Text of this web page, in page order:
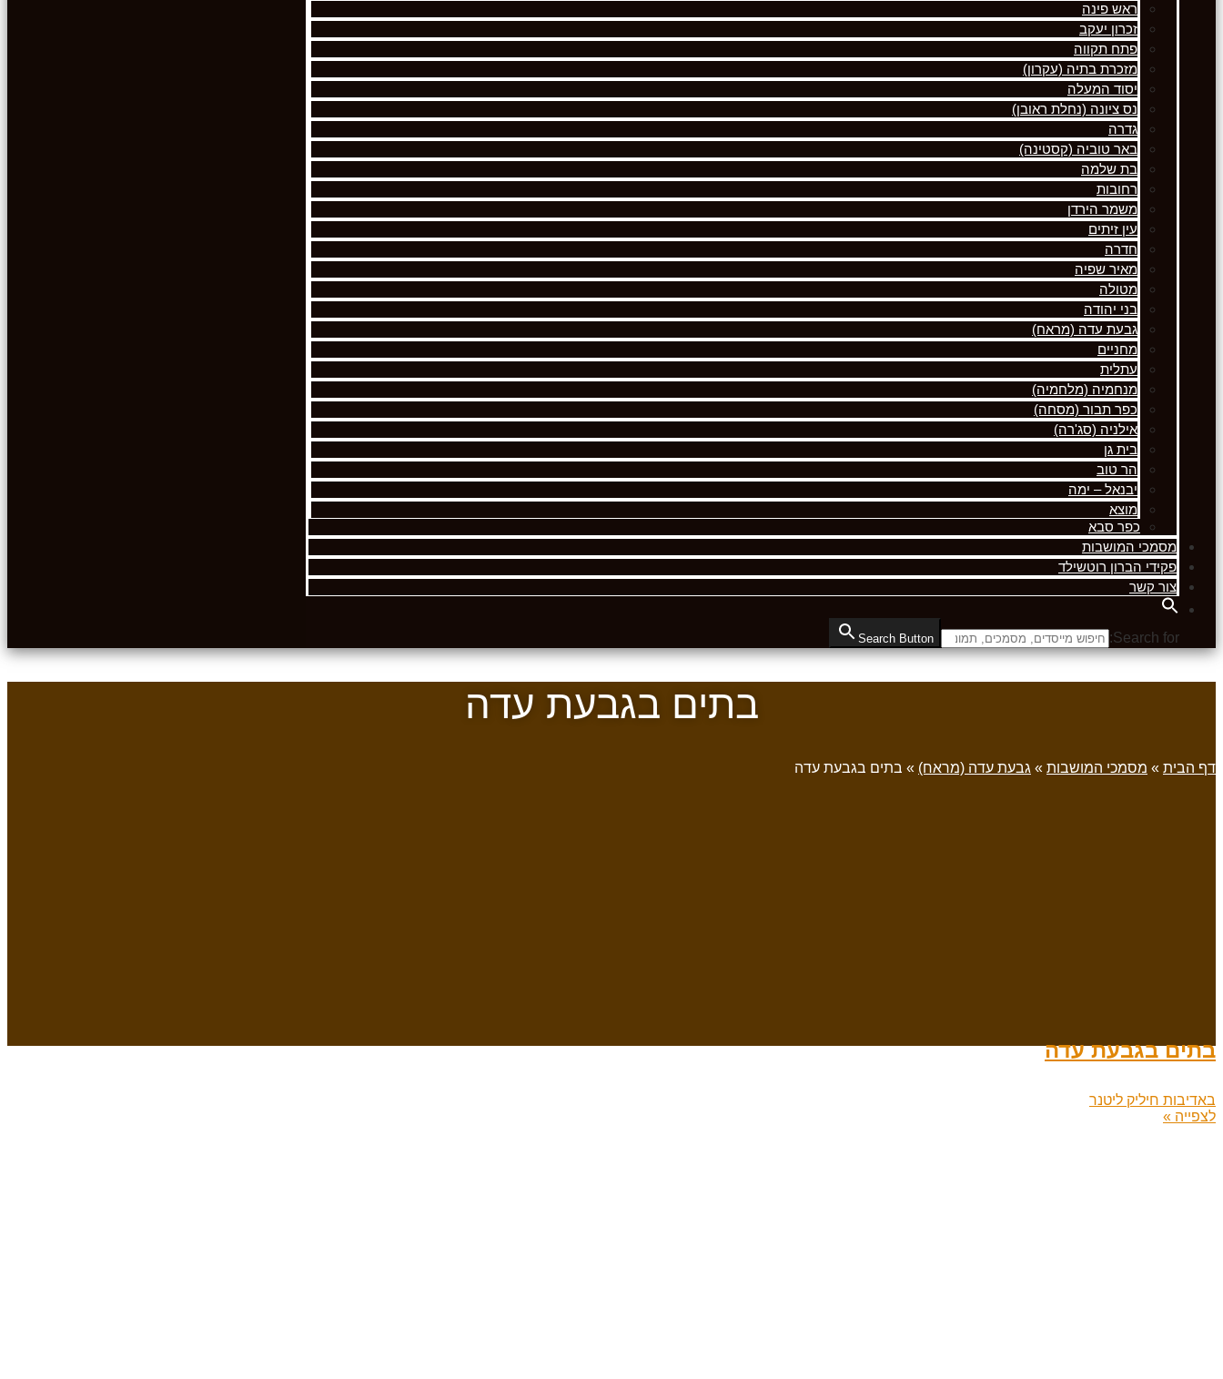
ראש פינה
זכרון יעקב
פתח תקווה
מזכרת בתיה (עקרון)
יסוד המעלה
נס ציונה (נחלת ראובן)
גדרה
באר טוביה (קסטינה)
בת שלמה
רחובות
משמר הירדן
עין זיתים
חדרה
מאיר שפיה
מטולה
בני יהודה
גבעת עדה (מראח)
מחניים
עתלית
מנחמיה (מלחמיה)
כפר תבור (מסחה)
אילניה (סג'רה)
בית גן
הר טוב
יבנאל – ימה
מוצא
כפר סבא
מסמכי המושבות
פקידי הברון רוטשילד
צור קשר
Search for:
Search Button
בתים בגבעת עדה
דף הבית » מסמכי המושבות » גבעת עדה (מראח) » בתים בגבעת עדה
בתים בגבעת עדה
באדיבות חיליק ליטנר
לצפייה »